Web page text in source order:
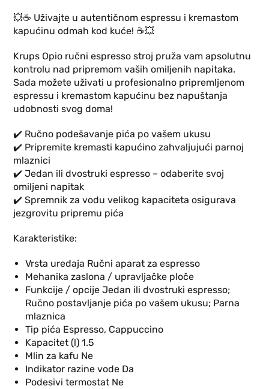
💥☕️ Uživajte u autentičnom espressu i kremastom
kapućinu odmah kod kuće! ☕️💥
Krups Opio ručni espresso stroj pruža vam apsolutnu
kontrolu nad pripremom vaših omiljenih napitaka.
Sada možete uživati u profesionalno pripremljenom
espressu i kremastom kapućinu bez napuštanja
udobnosti svog doma!
✔️ Ručno podešavanje pića po vašem ukusu
✔️ Pripremite kremasti kapućino zahvaljujući parnoj
mlaznici
✔️ Jedan ili dvostruki espresso – odaberite svoj
omiljeni napitak
✔️ Spremnik za vodu velikog kapaciteta osigurava
jezgrovitu pripremu pića
Karakteristike:
Vrsta uređaja Ručni aparat za espresso
Mehanika zaslona / upravljačke ploče
Funkcije / opcije Jedan ili dvostruki espresso;
Ručno postavljanje pića po vašem ukusu; Parna
mlaznica
Tip pića Espresso, Cappuccino
Kapacitet (l) 1.5
Mlin za kafu Ne
Indikator razine vode Da
Podesivi termostat Ne